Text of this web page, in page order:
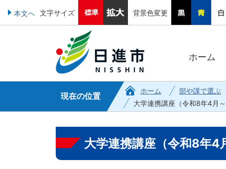
本文へ 文字サイズ 背景色変更
ホーム
現在の位置
ホーム 部や課で選ぶ
大学連携講座（令和8年4月
大学連携講座（令和8年4